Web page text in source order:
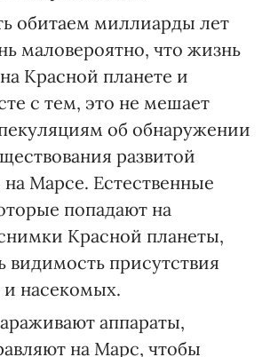
обитаем миллиарды лет
маловероятно, что жизнь
Красной планете и
с тем, это не мешает
об обнаружении
развитой
Марсе. Естественные
попадают на
Красной планеты,
видимость присутствия
насекомых.
аппараты,
на Марс, чтобы